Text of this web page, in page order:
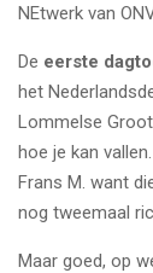
NEtwerk van
De eerste
het
Lommelse
hoe je kan
Frans M. want
nog tweemaal
Maar goed, op